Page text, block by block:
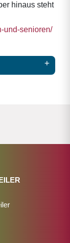
hinaus steht
und-senioren/